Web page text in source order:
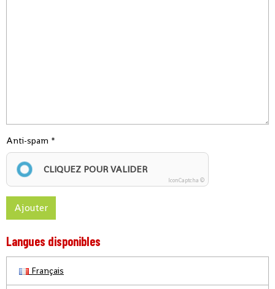
Anti-spam
CLIQUEZ POUR VALIDER
IconCaptcha ©
Ajouter
Langues disponibles
Français